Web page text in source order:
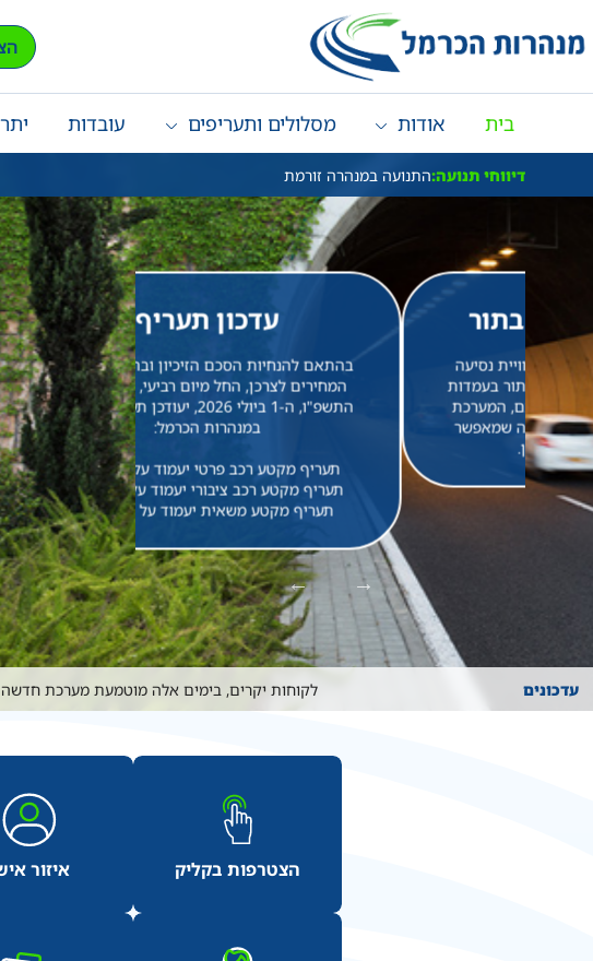
בית אודות מסלולים ותעריפים עובדות
דיווחי תנועה:התנועה במנהרה זורמת
עדכון תעריף
בהתאם להנחיות הסכם הזיכיון ובהתאם למדד
המחירים לצרכן, החל מיום רביעי, ט"ז בתמוז,
התשפ"ו, ה-1 ביולי 2026, יעודכן תעריף האגרה
תעריף מקטע רכב פרטי יעמוד על 11.97 ₪
תעריף מקטע רכב ציבורי יעמוד על 35.91 ₪
תעריף מקטע משאית יעמוד על 59.85 ₪
מנויים
מהירה
התשלום.
מזהה את
עדכונים לקוחות יקרים, בימים אלה מוטמעת מערכת חדשה
הצטרפות בקליק איזור
תשלום חשבונית